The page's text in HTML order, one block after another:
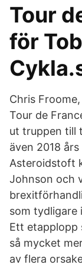
Tour
för
Chris
Tour de
ut truppen till
även 2018
Asteroidstoft
Johnson och
som tydligare
Ett etapplopp
så mycket
av flera